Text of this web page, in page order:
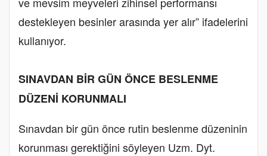
destekleyen besinler arasında yer alır” ifadelerini
kullanıyor.
SINAVDAN BİR GÜN ÖNCE BESLENME
DÜZENİ KORUNMALI
Sınavdan bir gün önce rutin beslenme düzeninin
korunması gerektiğini söyleyen Uzm. Dyt.